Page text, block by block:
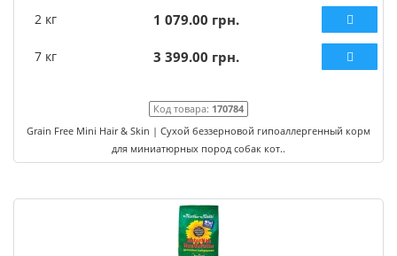
2 кг
1 079.00 грн.
7 кг 3 399.00 грн.
Код товара: 170784
Grain Free Mini Hair & Skin | Сухой беззерновой гипоаллергенный корм
для миниатюрных пород собак кот..